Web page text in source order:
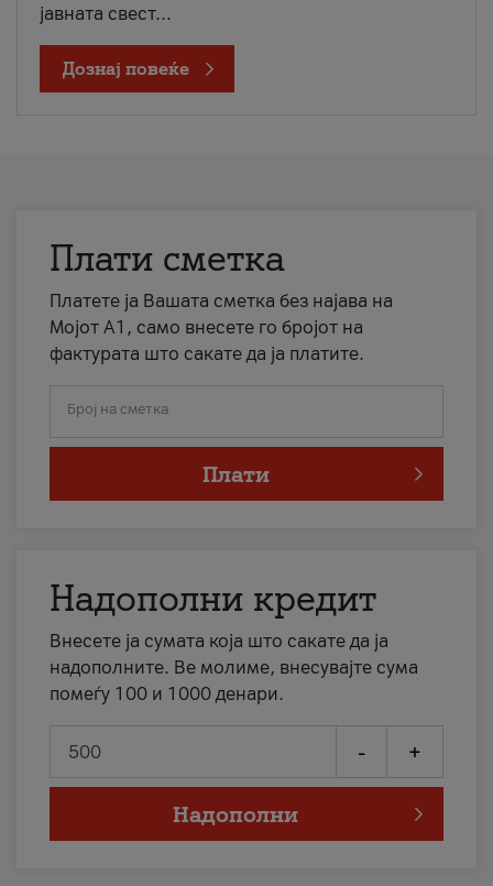
јавната свест...
Дознај повеќе
Плати сметка
Платете ја Вашата сметка без најава на
Мојот А1, само внесете го бројот на
фактурата што сакате да ја платите.
Број на сметка
Плати
Надополни кредит
Внесете ја сумата која што сакате да ја
надополните. Ве молиме, внесувајте сума
помеѓу 100 и 1000 денари.
- +
Надополни